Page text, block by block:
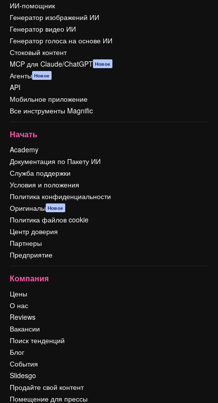
ИИ-помощник
Генератор изображений ИИ
Генератор видео ИИ
Генератор голоса на основе ИИ
Стоковый контент
MCP для Claude/ChatGPT Новое
Агенты Новое
API
Мобильное приложение
Все инструменты Magnific
Начать
Academy
Документация по Пакету ИИ
Служба поддержки
Условия и положения
Политика конфиденциальности
Оригиналы Новое
Политика файлов cookie
Центр доверия
Партнеры
Предприятие
Компания
Цены
О нас
Reviews
Вакансии
Поиск тенденций
Блог
События
Slidesgo
Продайте свой контент
Помещение для прессы